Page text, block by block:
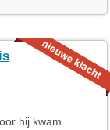
hij kwam.